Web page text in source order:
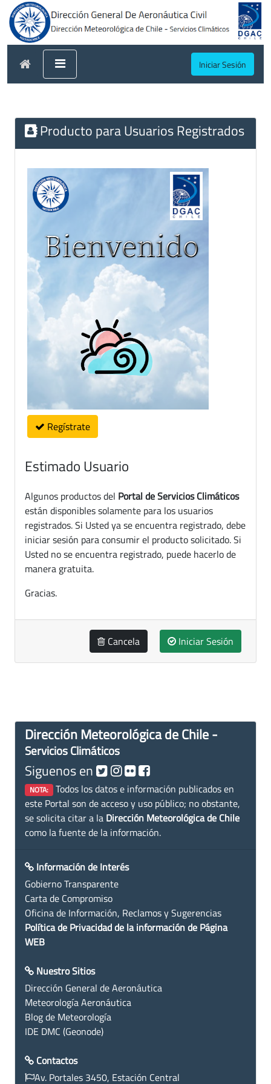
Iniciar Sesión
Producto para Usuarios Registrados
Regístrate
Estimado Usuario
Algunos productos del Portal de Servicios Climáticos
están disponibles solamente para los usuarios
registrados. Si Usted ya se encuentra registrado, debe
iniciar sesión para consumir el producto solicitado. Si
Usted no se encuentra registrado, puede hacerlo de
manera gratuita.
Gracias.
Cancela Iniciar Sesión
Dirección Meteorológica de Chile -
Servicios Climáticos
Siguenos en
NOTA: Todos los datos e información publicados en
este Portal son de acceso y uso público; no obstante,
se solicita citar a la Dirección Meteorológica de Chile
como la fuente de la información.
Información de Interés
Gobierno Transparente
Carta de Compromiso
Oficina de Información, Reclamos y Sugerencias
Política de Privacidad de la información de Página
WEB
Nuestro Sitios
Dirección General de Aeronáutica
Meteorología Aeronáutica
Blog de Meteorología
IDE DMC (Geonode)
Contactos
Av. Portales 3450, Estación Central